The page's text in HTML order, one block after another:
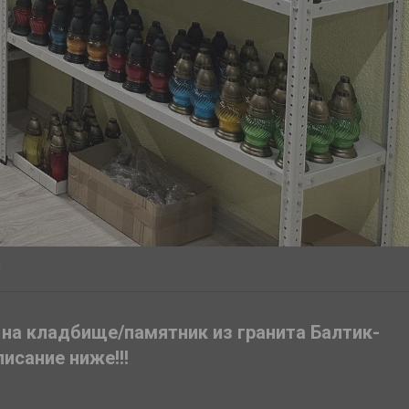
кладбище/памятник из гранита Балтик-
ниже!!!